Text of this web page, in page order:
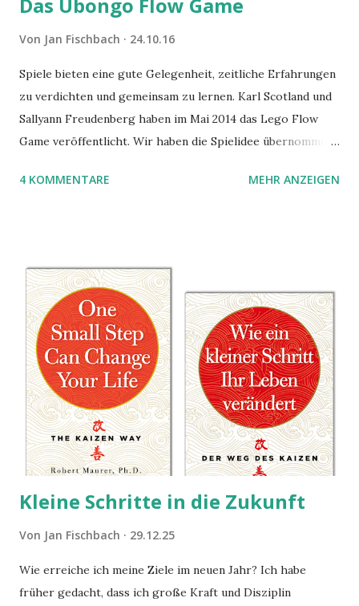
Das Ubongo Flow Game
Von Jan Fischbach 24.10.16
Spiele bieten eine gute Gelegenheit, zeitliche Erfahrungen
zu verdichten und gemeinsam zu lernen. Karl Scotland und
Sallyann Freudenberg haben im Mai 2014 das Lego Flow
Game veröffentlicht. Wir haben die Spielidee übernommen,
benutzen wir Material aus Grzegorz Rejchtmans Ubongo-
4 KOMMENTARE MEHR ANZEIGEN
Kleine Schritte in die Zukunft
Von Jan Fischbach 29.12.25
Wie erreiche ich meine Ziele im neuen Jahr? Ich habe
früher gedacht, dass ich große Kraft und Disziplin